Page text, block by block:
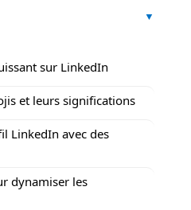
sur LinkedIn
et leurs significations
LinkedIn avec des
dynamiser les